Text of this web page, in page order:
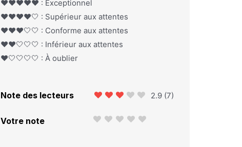
❤️❤️❤️❤️❤️ : Exceptionnel
❤️❤️❤️❤️🤍 : Supérieur aux attentes
❤️❤️❤️🤍🤍 : Conforme aux attentes
❤️❤️🤍🤍🤍 : Inférieur aux attentes
❤️🤍🤍🤍🤍 : À oublier
Note des lecteurs 2.9 (7)
Votre note